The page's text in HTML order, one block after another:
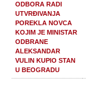
ODBORA RADI
UTVRĐIVANJA
POREKLA NOVCA
KOJIM JE MINISTAR
ODBRANE
ALEKSANDAR
VULIN KUPIO STAN
U BEOGRADU